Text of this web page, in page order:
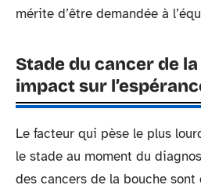
mérite d’être demandée à
Stade du cancer de
impact sur
Le facteur qui pèse le plus
le stade au moment du
des cancers de la bouche